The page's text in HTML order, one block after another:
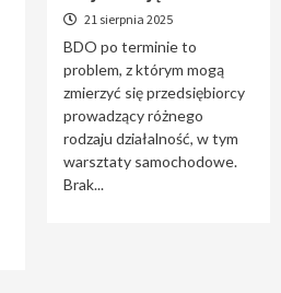
21 sierpnia 2025
BDO po terminie to
problem, z którym mogą
zmierzyć się przedsiębiorcy
prowadzący różnego
rodzaju działalność, w tym
warsztaty samochodowe.
Brak...